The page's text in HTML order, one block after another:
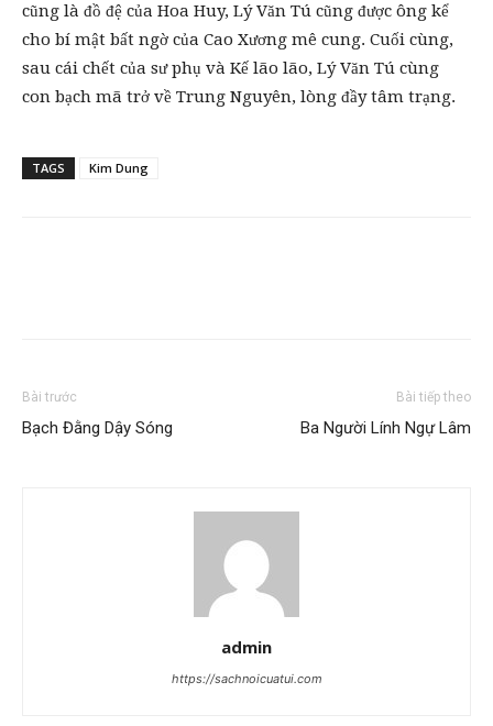
cũng là đồ đệ của Hoa Huy, Lý Văn Tú cũng được ông kể
cho bí mật bất ngờ của Cao Xương mê cung. Cuối cùng,
sau cái chết của sư phụ và Kế lão lão, Lý Văn Tú cùng
con bạch mã trở về Trung Nguyên, lòng đầy tâm trạng.
TAGS Kim Dung
Bài trước
Bạch Đằng Dậy Sóng
Bài tiếp theo
Ba Người Lính Ngự Lâm
admin
https://sachnoicuatui.com